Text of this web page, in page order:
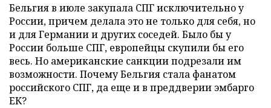
Бельгия в июле закупала СПГ исключительно у
России, причем делала это не только для себя, но
и для Германии и других соседей. Было бы у
России больше СПГ, европейцы скупили бы его
весь. Но американские санкции подрезали им
возможности. Почему Бельгия стала фанатом
российского СПГ, да еще и в преддверии эмбарго
ЕК?